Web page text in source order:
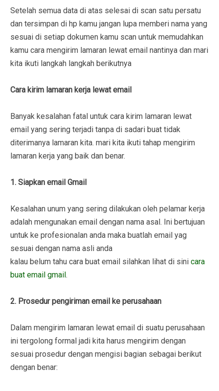
Setelah semua data di atas selesai di scan satu persatu
dan tersimpan di hp kamu jangan lupa memberi nama yang
sesuai di setiap dokumen kamu scan untuk memudahkan
kamu cara mengirim lamaran lewat email nantinya dan mari
kita ikuti langkah langkah berikutnya
Cara kirim lamaran kerja lewat email
Banyak kesalahan fatal untuk cara kirim lamaran lewat
email yang sering terjadi tanpa di sadari buat tidak
diterimanya lamaran kita. mari kita ikuti tahap mengirim
lamaran kerja yang baik dan benar.
1. Siapkan email Gmail
Kesalahan unum yang sering dilakukan oleh pelamar kerja
adalah mengunakan email dengan nama asal. Ini bertujuan
untuk ke profesionalan anda maka buatlah email yag
sesuai dengan nama asli anda
kalau belum tahu cara buat email silahkan lihat di sinicara
buat email gmail.
2. Prosedur pengiriman email ke perusahaan
Dalam mengirim lamaran lewat email di suatu perusahaan
ini tergolong formal jadi kita harus mengirim dengan
sesuai prosedur dengan mengisi bagian sebagai berikut
dengan benar: